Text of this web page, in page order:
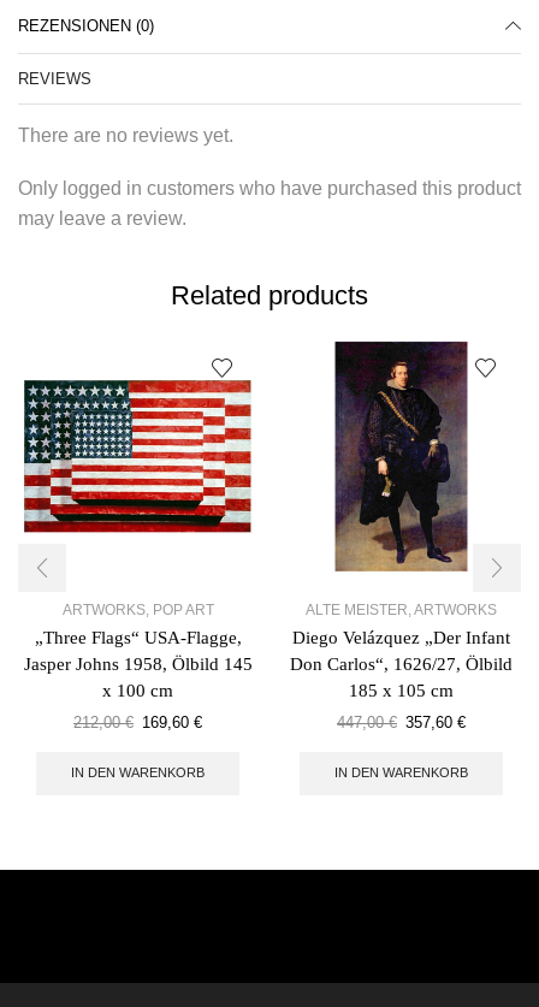
REZENSIONEN (0)
REVIEWS
There are no reviews yet.
Only logged in customers who have purchased this product
may leave a review.
Related products
ARTWORKS, POP ART
„Three Flags“ USA-Flagge,
Jasper Johns 1958, Ölbild 145
x 100 cm
212,00€ 169,60 €
IN DEN WARENKORB
ALTE MEISTER ARTWORKS
Diego Velázquez „Der Infant
Don Carlos“, 1626/27, Ölbild
185 x 105 cm
447,00€ 357,60 €
IN DEN WARENKORB